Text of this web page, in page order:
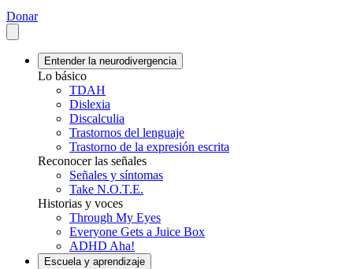
Donar
Entender la neurodivergencia
Lo básico
TDAH
Dislexia
Discalculia
Trastornos del lenguaje
Trastorno de la expresión escrita
Reconocer las señales
Señales y síntomas
Take N.O.T.E.
Historias y voces
Through My Eyes
Everyone Gets a Juice Box
ADHD Aha!
Escuela y aprendizaje